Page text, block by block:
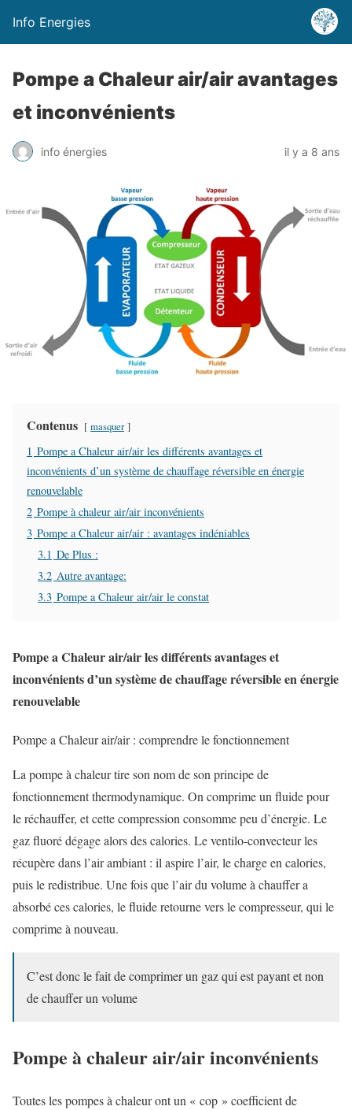
Info Energies
Pompe a Chaleur air/air avantages
et inconvénients
info énergies il y a 8 ans
Contenus masquer
1 Pompe a Chaleur air/air les différents avantages et
inconvénients d’un système de chauffage réversible en énergie
renouvelable
2 Pompe à chaleur air/air inconvénients
3 Pompe a Chaleur air/air : avantages indéniables
3.1 De Plus :
3.2 Autre avantage:
3.3 Pompe a Chaleur air/air le constat
Pompe a Chaleur air/air les différents avantages et
inconvénients d’un système de chauffage réversible en énergie
renouvelable
Pompe a Chaleur air/air : comprendre le fonctionnement
La pompe à chaleur tire son nom de son principe de
fonctionnement thermodynamique. On comprime un fluide pour
le réchauffer, et cette compression consomme peu d’énergie. Le
gaz fluoré dégage alors des calories. Le ventilo-convecteur les
récupère dans l’air ambiant : il aspire l’air, le charge en calories,
puis le redistribue. Une fois que l’air du volume à chauffer a
absorbé ces calories, le fluide retourne vers le compresseur, qui le
comprime à nouveau.
C’est donc le fait de comprimer un gaz qui est payant et non
de chauffer un volume
Pompe à chaleur air/air inconvénients
Toutes les pompes à chaleur ont un « cop » coefficient de